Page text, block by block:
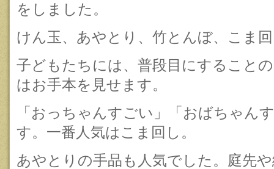
をしました。
けん玉、あやとり、竹とんぼ、こま
子どもたちには、普段目にすること
はお手本を見せます。
「おっちゃんすごい」「おばちゃん
す。一番人気はこま回し。
あやとりの手品も人気でした。庭先